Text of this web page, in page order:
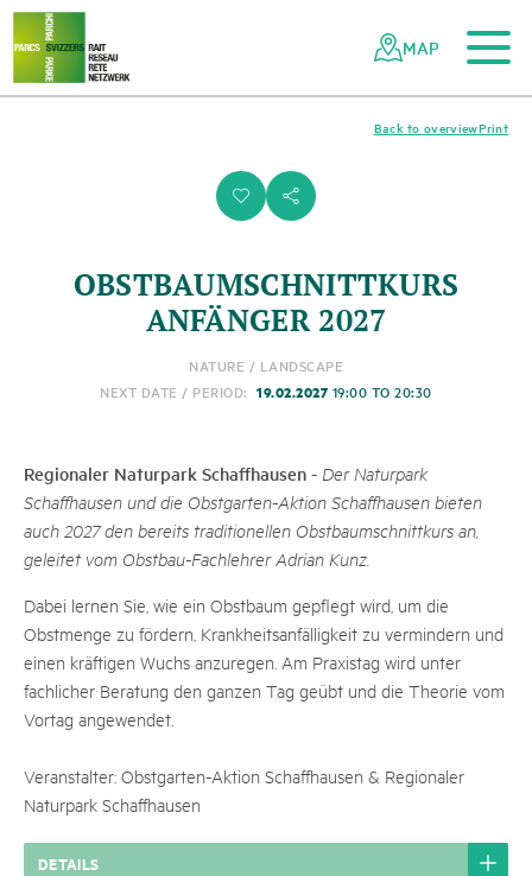
Navigating
the
Swiss
parks
Quick
navigation
To the main content
To the mobile navigation
To search
To the footer
To the sitemap
MAP
i s
Print
Back to overview
OBSTBAUMSCHNITTKURS
ANFÄNGER 2027
NATURE / LANDSCAPE
NEXT DATE / PERIOD: 19.02.2027 19:00 TO 20:30
Regionaler Naturpark Schaffhausen - Der Naturpark
Schaffhausen und die Obstgarten-Aktion Schaffhausen bieten
auch 2027 den bereits traditionellen Obstbaumschnittkurs an,
geleitet vom Obstbau-Fachlehrer Adrian Kunz.
Dabei lernen Sie, wie ein Obstbaum gepflegt wird, um die
Obstmenge zu fördern, Krankheitsanfälligkeit zu vermindern und
einen kräftigen Wuchs anzuregen. Am Praxistag wird unter
fachlicher Beratung den ganzen Tag geübt und die Theorie vom
Vortag angewendet.
Veranstalter: Obstgarten-Aktion Schaffhausen & Regionaler
Naturpark Schaffhausen
DETAILS